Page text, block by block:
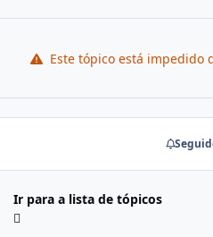
Este tópico está impedido
Ir para a lista de tópicos